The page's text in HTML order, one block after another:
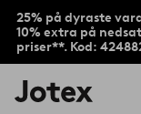
25% på dyraste
10% extra på
priser**. Kod:
Jotex
logotyp